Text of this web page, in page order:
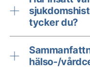
tycker du?
hälso-/